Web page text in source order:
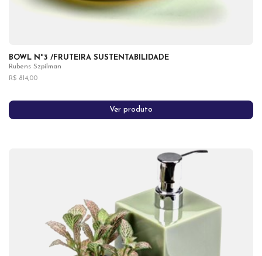
BOWL Nº3 /FRUTEIRA SUSTENTABILIDADE
Rubens Szpilman
R$ 814,00
Ver produto